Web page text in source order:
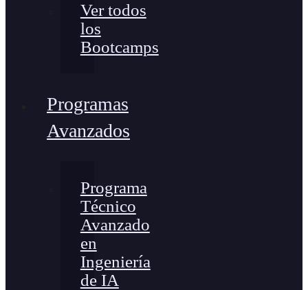
Ver todos
los
Bootcamps
Programas
Avanzados
Programa
Técnico
Avanzado
en
Ingeniería
de IA